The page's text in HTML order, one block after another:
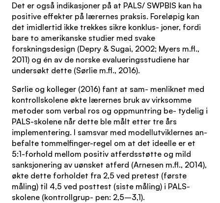
Det er også indikasjoner på at PALS/ SWPBIS kan ha
positive effekter på lærernes praksis. Foreløpig kan
det imidlertid ikke trekkes sikre konklus- joner, fordi
bare to amerikanske studier med svake
forskningsdesign (Depry & Sugai, 2002; Myers m.fl.,
2011) og én av de norske evalueringsstudiene har
undersøkt dette (Sørlie m.fl., 2016).
Sørlie og kolleger (2016) fant at sam- menliknet med
kontrollskolene økte lærernes bruk av virksomme
metoder som verbal ros og oppmuntring be- tydelig i
PALS-skolene når dette ble målt etter tre års
implementering. I samsvar med modellutviklernes an-
befalte tommelfinger-regel om at det ideelle er et
5:1-forhold mellom positiv atferdsstøtte og mild
sanksjonering av uønsket atferd (Arnesen m.fl., 2014),
økte dette forholdet fra 2,5 ved pretest (første
måling) til 4,5 ved posttest (siste måling) i PALS-
skolene (kontrollgrup- pen: 2,5–3,1).